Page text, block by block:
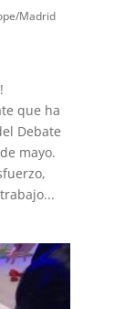
Madrid
que ha
Debate
mayo.